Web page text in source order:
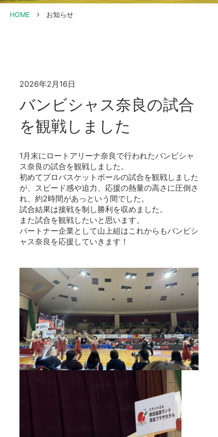
HOME お知らせ
2026年2月16日
バンビシャス奈良の試合
を観戦しました
1月末にロートアリーナ奈良で行われたバンビシャ
ス奈良の試合を観戦しました。
初めてプロバスケットボールの試合を観戦しました
が、スピード感や迫力、応援の熱量の高さに圧倒さ
れ、約2時間があっという間でした。
試合結果は接戦を制し勝利を収めました。
また試合を観戦したいと思います。
パートナー企業として山上組はこれからもバンビシ
ャス奈良を応援していきます！